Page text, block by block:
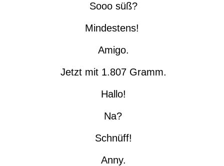
Sooo süß?
Mindestens!
Amigo.
Jetzt mit 1.807 Gramm.
Hallo!
Na?
Schnüff!
Anny.